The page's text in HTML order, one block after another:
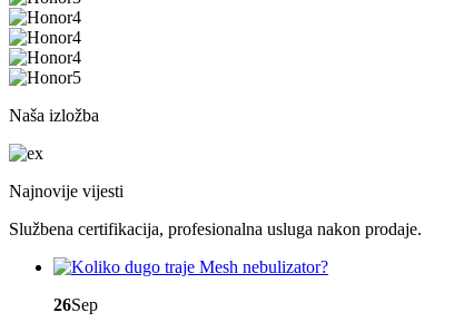
Naša izložba
Najnovije vijesti
Službena certifikacija, profesionalna usluga nakon prodaje.
26Sep